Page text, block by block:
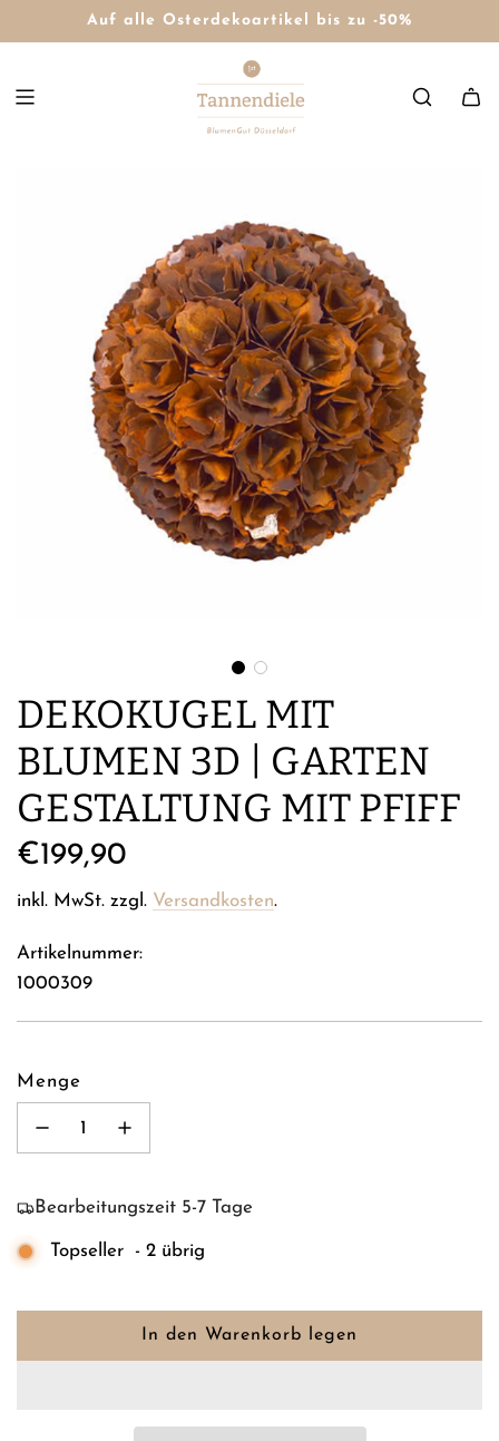
Auf alle Osterdekoartikel bis zu -50%
DEKOKUGEL MIT
BLUMEN 3D | GARTEN
GESTALTUNG MIT PFIFF
Regulärer
Preis
€199,90
inkl. MwSt. zzgl. Versandkosten.
Artikelnummer:
1000309
Menge
Bearbeitungszeit 5-7 Tage
Topseller - 2 übrig
In den Warenkorb legen
e